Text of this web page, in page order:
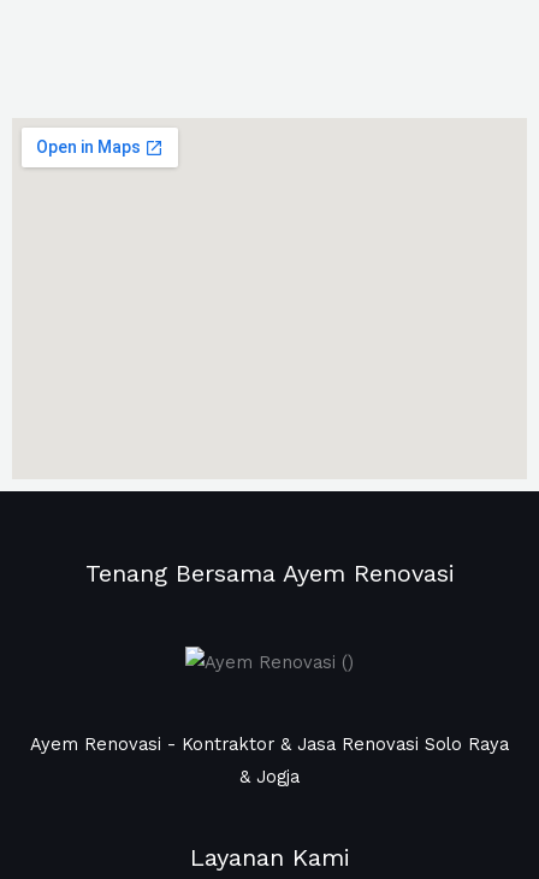
Tenang Bersama Ayem Renovasi
Ayem Renovasi - Kontraktor & Jasa Renovasi Solo Raya
& Jogja
Layanan Kami